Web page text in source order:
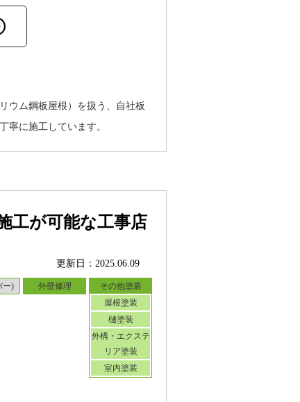
ウム鋼板屋根）を扱う、自社板
寧に施工しています。
工が可能な工事店
更新日：2025.06.09
ー) 外壁修理
その他塗装
屋根塗装
樋塗装
外構・エクステ
リア塗装
室内塗装